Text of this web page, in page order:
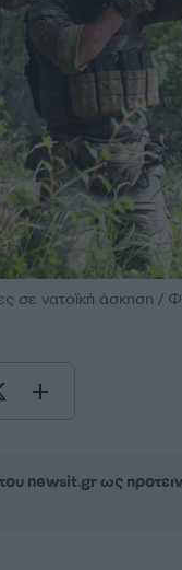
σε νατοϊκή άσκηση /
newsit.gr ως